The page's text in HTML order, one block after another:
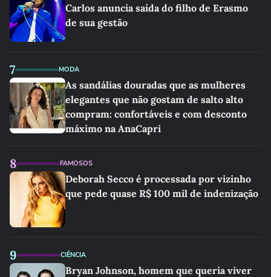
Carlos anuncia saída do filho de Erasmo
de sua gestão
7 MODA
As sandálias douradas que as mulheres
elegantes que não gostam de salto alto
compram: confortáveis e com desconto
máximo na AnaCapri
8 FAMOSOS
Deborah Secco é processada por vizinho
que pede quase R$ 100 mil de indenização
9 CIÊNCIA
Bryan Johnson, homem que queria viver